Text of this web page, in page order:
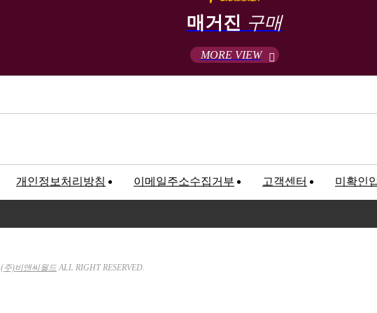
매거진 구매
MORE VIEW
개인정보처리방침 이메일주소수집거부 고객센터 미확인
(주)비앤씨월드ALL RIGHT RESERVED.